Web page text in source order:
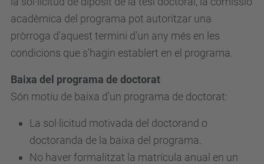
acadèmica del programa pot autoritzar una
pròrroga d'aquest termini d'un any més en les
condicions que s'hagin establert en el programa.
Baixa del programa de doctorat
Són motiu de baixa d'un programa de doctorat:
La sol·licitud motivada del doctorand o
doctoranda de la baixa del programa.
No haver formalitzat la matrícula anual en un